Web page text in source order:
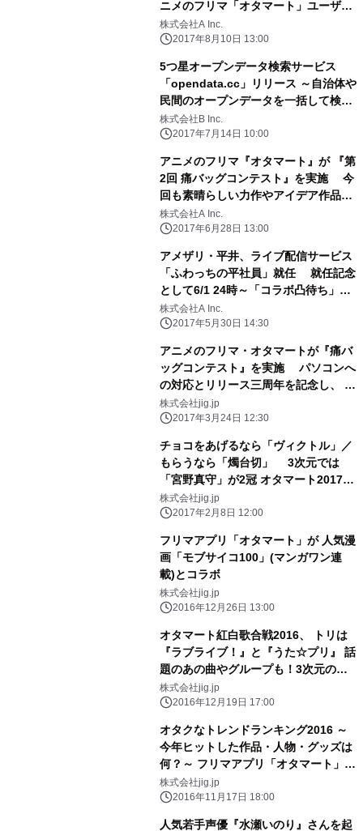
ニメのフリマ「オタマート」ユーザー
アンケート結果発表
株式会社A Inc.
2017年8月10日 13:00
5つ星オープンデータ検索サービス
「opendata.cc」リリース ～自治体や
民間のオープンデータを一括して検索
可能に～
株式会社B Inc.
2017年7月14日 10:00
アニメのフリマ『オタマート』が 『第
2回 痛バッグコンテスト』を実施 今
回も素晴らしい力作やアイデア作品が
ズラリ勢揃い
株式会社A Inc.
2017年6月28日 13:00
アメザリ・平井、ライブ配信サービス
「ふわっちの平社員」就任 就任記念
として6/1 24時～「コラボ凸待ち」イ
ベント実施
株式会社A Inc.
2017年5月30日 14:30
アニメのフリマ・オタマートが『痛バ
ッグコンテスト』を実施 パソコンへ
の対応とリリース三周年を記念し、 約
1,800点の痛バッグが集結
株式会社jig.jp
2017年3月24日 12:30
チョコをあげるなら「ヴィクトル」／
もらうなら「燭台切」 3次元では
「宮野真守」が2冠 オタマート2017バ
レンタインアンケート結果発表
株式会社jig.jp
2017年2月8日 12:00
フリマアプリ「オタマート」が 人気漫
画「モブサイコ100」(マンガワン連
載)とコラボ
株式会社jig.jp
2016年12月26日 13:00
オタマート紅白歌合戦2016、 トリは
『ラブライブ！』と『うた☆プリ』 話
題のあの曲やグループも！3次元のト
リは 2015年に引き続き『μ's』と『宮
野真守』 フリマアプリ「オタマート」
株式会社jig.jp
2016年12月19日 17:00
オタクなトレンドランキング2016 ～
今年ヒットした作品・人物・グッズは
何？～ フリマアプリ「オタマート」ユ
ーザーアンケート結果発表
株式会社jig.jp
2016年11月17日 18:00
人気若手声優『水瀬いのり』さんを起